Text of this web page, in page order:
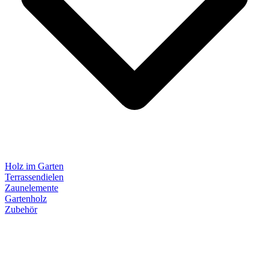
Holz im Garten
Terrassendielen
Zaunelemente
Gartenholz
Zubehör